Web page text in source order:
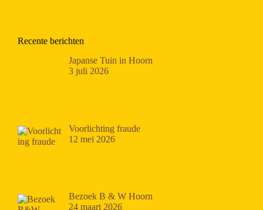
Recente berichten
Japanse Tuin in Hoorn
3 juli 2026
Voorlichting fraude
12 mei 2026
Bezoek B & W Hoorn
24 maart 2026